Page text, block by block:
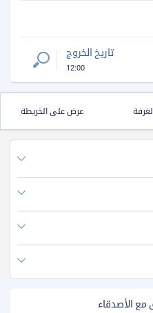
تاريخ الخروج
12:00
عرض على الخريطة
مع الأصدقاء